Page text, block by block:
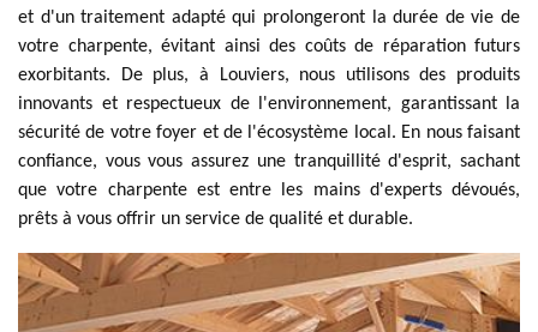
et d'un traitement adapté qui prolongeront la durée de vie de
votre charpente, évitant ainsi des coûts de réparation futurs
exorbitants. De plus, à Louviers, nous utilisons des produits
innovants et respectueux de l'environnement, garantissant la
sécurité de votre foyer et de l'écosystème local. En nous faisant
confiance, vous vous assurez une tranquillité d'esprit, sachant
que votre charpente est entre les mains d'experts dévoués,
prêts à vous offrir un service de qualité et durable.